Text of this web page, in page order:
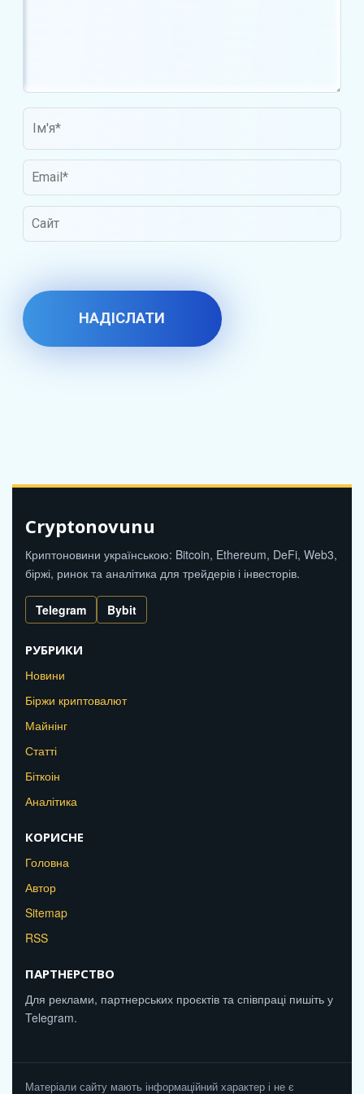
Cryptonovunu
Криптоновини українською: Bitcoin, Ethereum, DeFi, Web3,
біржі, ринок та аналітика для трейдерів і інвесторів.
Telegram Bybit
РУБРИКИ
Новини
Біржи криптовалют
Майнінг
Статті
Біткоін
Аналітика
КОРИСНЕ
Головна
Автор
Sitemap
RSS
ПАРТНЕРСТВО
Для реклами, партнерських проєктів та співпраці пишіть у
Telegram.
Матеріали сайту мають інформаційний характер і не є